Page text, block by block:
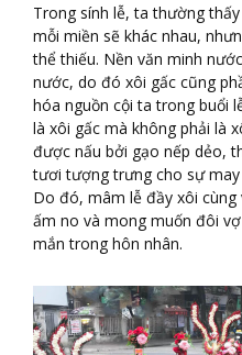
Trong sính lễ, ta thường
mỗi miền sẽ khác nhau,
thể thiếu. Nền văn minh
nước, do đó xôi gấc cũng
hóa nguồn cội ta trong buổi
là xôi gấc mà không phải là
được nấu bởi gạo nếp dẻo,
tươi tượng trưng cho sự
Do đó, mâm lễ đầy xôi
ấm no và mong muốn đôi
mắn trong hôn nhân.